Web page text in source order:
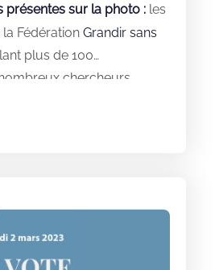
présentes sur la photo : les
Fédération Grandir sans
plus de 100
chercheurs,
sociales et experts) à
sur les cancers de
la petite guerrière
,Une Souris Verte